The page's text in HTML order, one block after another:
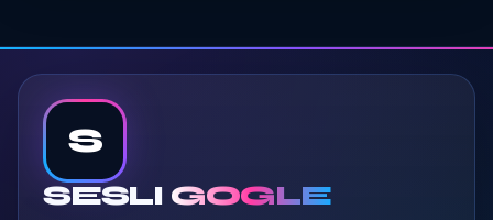
S
SESLI GOGLE